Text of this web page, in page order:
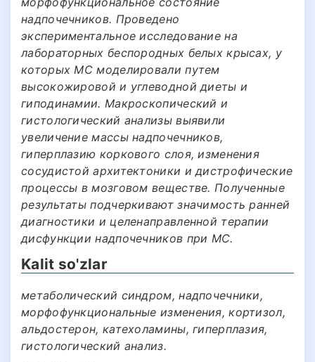
надпочечников. Проведено
экспериментальное исследование на
лабораторных беспородных белых крысах, у
которых МС моделировали путем
высокожировой и углеводной диеты и
гиподинамии. Макроскопический и
гистологический анализы выявили
увеличение массы надпочечников,
гиперплазию коркового слоя, изменения
сосудистой архитектоники и дистрофические
процессы в мозговом веществе. Полученные
результаты подчеркивают значимость ранней
диагностики и целенаправленной терапии
дисфункции надпочечников при МС.
Kalit so'zlar
метаболический синдром, надпочечники,
морфофункциональные изменения, кортизол,
альдостерон, катехоламины, гиперплазия,
гистологический анализ.